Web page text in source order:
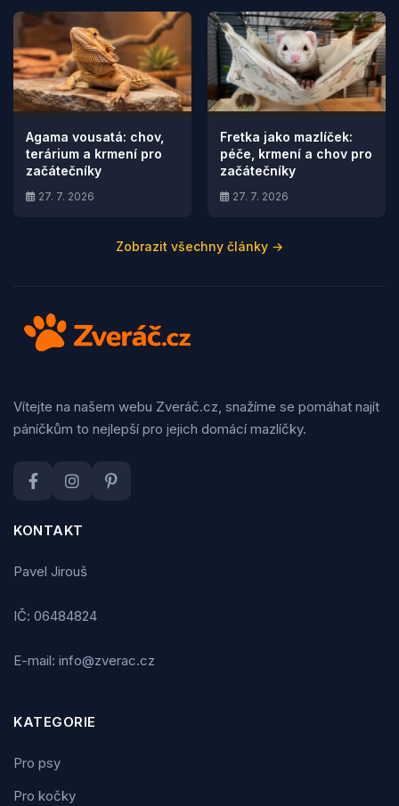
Agama vousatá: chov,
terárium a krmení pro
začátečníky
27. 7. 2026
Fretka jako mazlíček:
péče, krmení a chov pro
začátečníky
27. 7. 2026
Zobrazit všechny články →
Vítejte na našem webu Zveráč.cz, snažíme se pomáhat najít
páníčkům to nejlepší pro jejich domácí mazlíčky.
KONTAKT
Pavel Jirouš
IČ: 06484824
E-mail: info@zverac.cz
KATEGORIE
Pro psy
Pro kočky